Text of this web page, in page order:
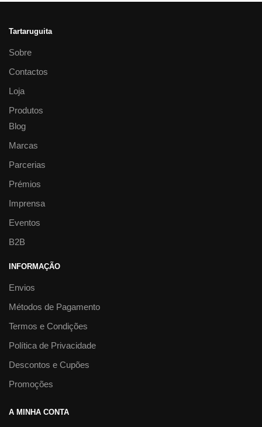
Tartaruguita
Sobre
Contactos
Loja
Produtos
Blog
Marcas
Parcerias
Prémios
Imprensa
Eventos
B2B
INFORMAÇÃO
Envios
Métodos de Pagamento
Termos e Condições
Política de Privacidade
Descontos e Cupões
Promoções
A MINHA CONTA